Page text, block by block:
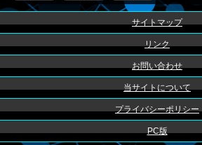
サイトマップ
リンク
お問い合わせ
当サイトについて
プライバシーポリシー
PC版